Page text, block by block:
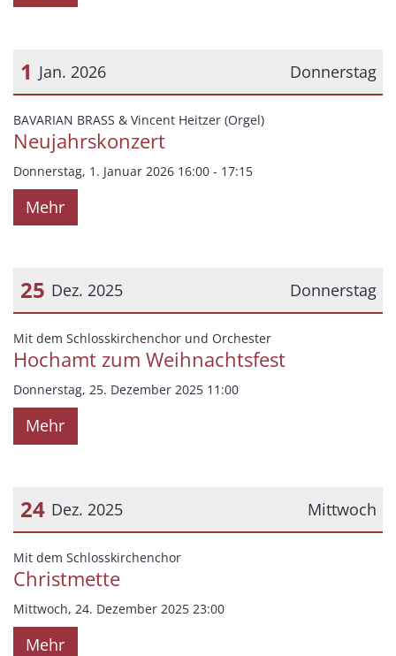
Donnerstag
1 Jan. 2026
Datum: 1. Januar 2026
BAVARIAN BRASS & Vincent Heitzer (Orgel):
Neujahrskonzert
Donnerstag, 1. Januar 2026 16:00 - 17:15
Mehr
Donnerstag
25 Dez. 2025
Datum: 25. Dezember 2025
Mit dem Schlosskirchenchor und Orchester:
Hochamt zum Weihnachtsfest
Donnerstag, 25. Dezember 2025 11:00
Mehr
Mittwoch
24 Dez. 2025
Datum: 24. Dezember 2025
Mit dem Schlosskirchenchor:
Christmette
Mittwoch, 24. Dezember 2025 23:00
Mehr